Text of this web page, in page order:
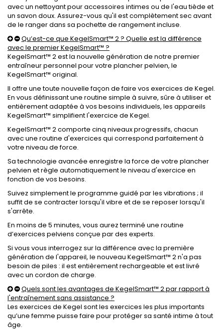
avec un nettoyant pour accessoires intimes ou de l'eau tiède et
un savon doux. Assurez-vous qu'il est complètement sec avant
de le ranger dans sa pochette de rangement incluse.
Qu’est-ce que KegelSmart™ 2 ? Quelle est la différence
avec le premier KegelSmart™ ?
KegelSmart™ 2 est la nouvelle génération de notre premier
entraîneur personnel pour votre plancher pelvien, le
KegelSmart™ original.
Il offre une toute nouvelle façon de faire vos exercices de Kegel.
En vous définissant une routine simple à suivre, sûre à utiliser et
entièrement adaptée à vos besoins individuels, les appareils
KegelSmart™ simplifient l'exercice de Kegel.
KegelSmart™ 2 comporte cinq niveaux progressifs, chacun
avec une routine d'exercices qui correspond parfaitement à
votre niveau de force.
Sa technologie avancée enregistre la force de votre plancher
pelvien et règle automatiquement le niveau d'exercice en
fonction de vos besoins.
Suivez simplement le programme guidé par les vibrations ; il
suffit de se contracter lorsqu'il vibre et de se reposer lorsqu'il
s'arrête.
En moins de 5 minutes, vous aurez terminé une routine
d’exercices pelviens conçue par des experts.
Si vous vous interrogez sur la différence avec la première
génération de l'appareil, le nouveau KegelSmart™ 2 n'a pas
besoin de piles : il est entièrement rechargeable et est livré
avec un cordon de charge.
Quels sont les avantages de KegelSmart™ 2 par rapport à
l'entraînement sans assistance ?
Les exercices de Kegel sont les exercices les plus importants
qu’une femme puisse faire pour protéger sa santé intime à tout
âge.